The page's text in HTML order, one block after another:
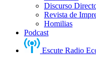
Discurso
Revista de
Homilias
Podcast
Escute Radio